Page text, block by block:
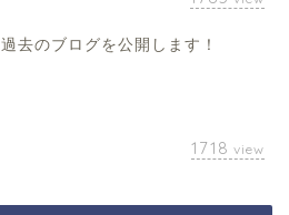
過去のブログを公開します！
1718 view